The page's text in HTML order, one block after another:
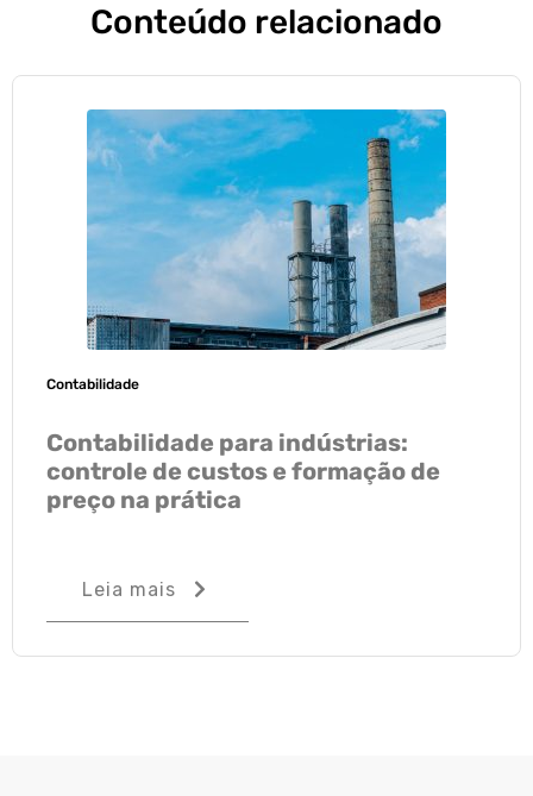
Conteúdo relacionado
Contabilidade
Contabilidade para indústrias:
controle de custos e formação de
preço na prática
Leia mais